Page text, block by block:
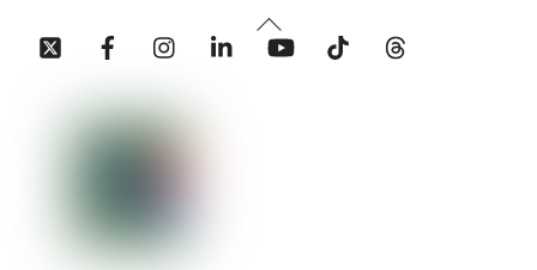
Back
To
Twitter Facebook InstagramLinkedin YouTube Tiktok